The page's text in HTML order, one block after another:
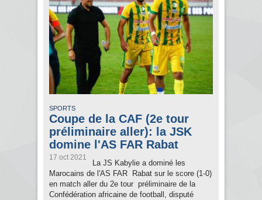
SPORTS
Coupe de la CAF (2e tour
préliminaire aller): la JSK
domine l'AS FAR Rabat
17 oct 2021
La JS Kabylie a dominé les
Marocains de l'AS FAR Rabat sur le score (1-0)
en match aller du 2e tour préliminaire de la
Confédération africaine de football, disputé